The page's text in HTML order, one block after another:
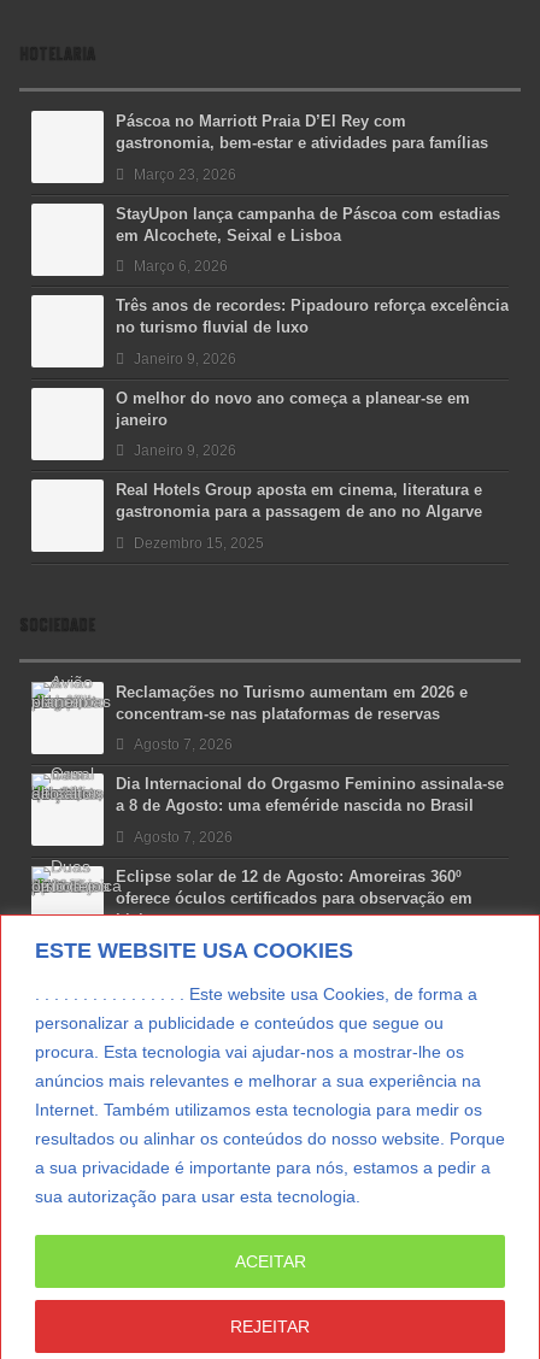
ESTE WEBSITE USA COOKIES
. . . . . . . . . . . . . . . . Este website usa Cookies, de forma a
personalizar a publicidade e conteúdos que segue ou
procura. Esta tecnologia vai ajudar-nos a mostrar-lhe os
anúncios mais relevantes e melhorar a sua experiência na
Internet. Também utilizamos esta tecnologia para medir os
resultados ou alinhar os conteúdos do nosso website. Porque
a sua privacidade é importante para nós, estamos a pedir a
sua autorização para usar esta tecnologia.
REJEITAR
ACEITAR
HOTELARIA
Páscoa no Marriott Praia D’El Rey com
gastronomia, bem-estar e atividades para famílias
Março 23, 2026
StayUpon lança campanha de Páscoa com estadias
em Alcochete, Seixal e Lisboa
Março 6, 2026
Três anos de recordes: Pipadouro reforça excelência
no turismo fluvial de luxo
Janeiro 9, 2026
O melhor do novo ano começa a planear-se em
janeiro
Janeiro 9, 2026
Real Hotels Group aposta em cinema, literatura e
gastronomia para a passagem de ano no Algarve
Dezembro 15, 2025
SOCIEDADE
Reclamações no Turismo aumentam em 2026 e
concentram-se nas plataformas de reservas
Agosto 7, 2026
Dia Internacional do Orgasmo Feminino assinala-se
a 8 de Agosto: uma efeméride nascida no Brasil
Agosto 7, 2026
Eclipse solar de 12 de Agosto: Amoreiras 360º
oferece óculos certificados para observação em
Lisboa
Agosto 7, 2026
Lua Afonso vence prémio internacional de liderança
Agosto 7, 2026
Preparar o carro para as férias de Verão
Agosto 5, 2026
SUBSCREVER NEWSLETTER
SpringParty|Suporte Técnico|